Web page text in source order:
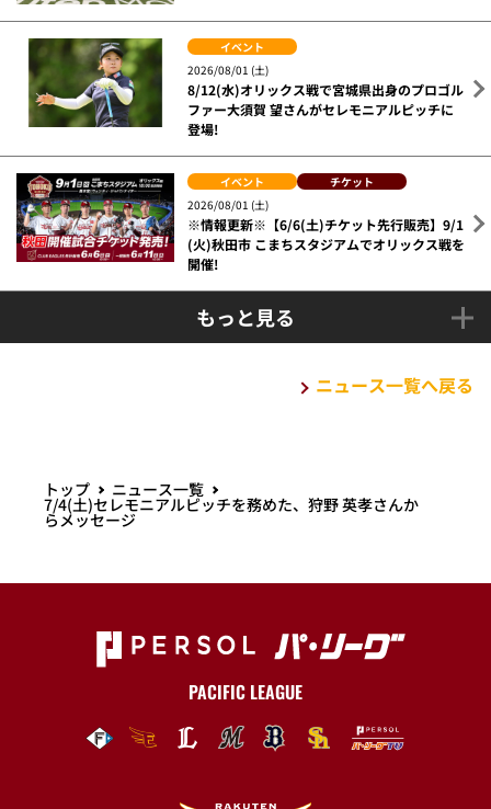
イベント
2026/08/01 (土)
8/12(水)オリックス戦で宮城県出身のプロゴル
ファー大須賀 望さんがセレモニアルピッチに
登場!
イベント
チケット
2026/08/01 (土)
※情報更新※【6/6(土)チケット先行販売】9/1
(火)秋田市 こまちスタジアムでオリックス戦を
開催!
もっと見る
ニュース一覧へ戻る
トップ ニュース一覧
7/4(土)セレモニアルピッチを務めた、狩野 英孝さんか
らメッセージ
PACIFIC LEAGUE